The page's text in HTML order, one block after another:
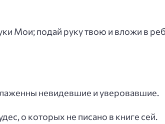
Мои; подай руку твою и вложи в
невидевшие и уверовавшие.
о которых не писано в книге сей.